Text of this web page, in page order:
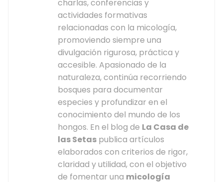
charlas, conferencias y
actividades formativas
relacionadas con la micología,
promoviendo siempre una
divulgación rigurosa, práctica y
accesible. Apasionado de la
naturaleza, continúa recorriendo
bosques para documentar
especies y profundizar en el
conocimiento del mundo de los
hongos. En el blog de La Casa de
las Setas publica artículos
elaborados con criterios de rigor,
claridad y utilidad, con el objetivo
de fomentar una micología